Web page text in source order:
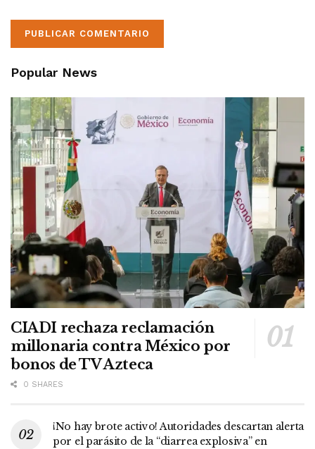
Popular News
CIADI rechaza reclamación
millonaria contra México por
bonos de TV Azteca
0 SHARES
¡No hay brote activo! Autoridades descartan alerta
por el parásito de la “diarrea explosiva” en